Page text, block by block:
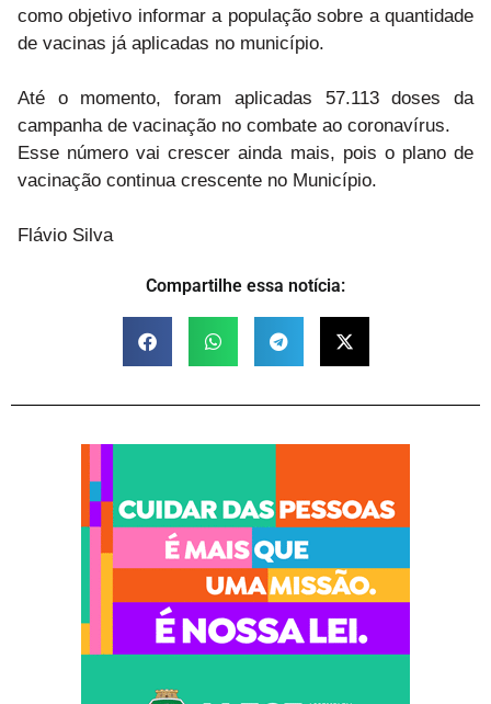
como objetivo informar a população sobre a quantidade
de vacinas já aplicadas no município.
Até o momento, foram aplicadas 57.113 doses da
campanha de vacinação no combate ao coronavírus.
Esse número vai crescer ainda mais, pois o plano de
vacinação continua crescente no Município.
Flávio Silva
Compartilhe essa notícia: